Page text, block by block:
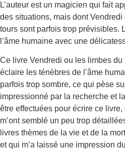
L’auteur est un magicien qui fait
des situations, mais dont
tours sont parfois trop prévisibles.
l’âme humaine avec une
Ce livre Vendredi ou les limbes
éclaire les ténèbres de l’âme
parfois trop sombre, ce qui pèse
impressionné par la recherche et
être effectuées pour écrire ce
m’ont semblé un peu trop
livres thèmes de la vie et de la
et qui m’a laissé une impression